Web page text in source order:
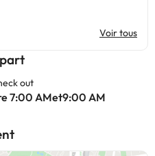
Voir tous
out
7:00 AMet9:00 AM